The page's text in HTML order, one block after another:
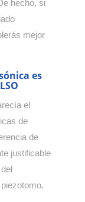
hecho, si
mejor
es
el
de
de
justificable